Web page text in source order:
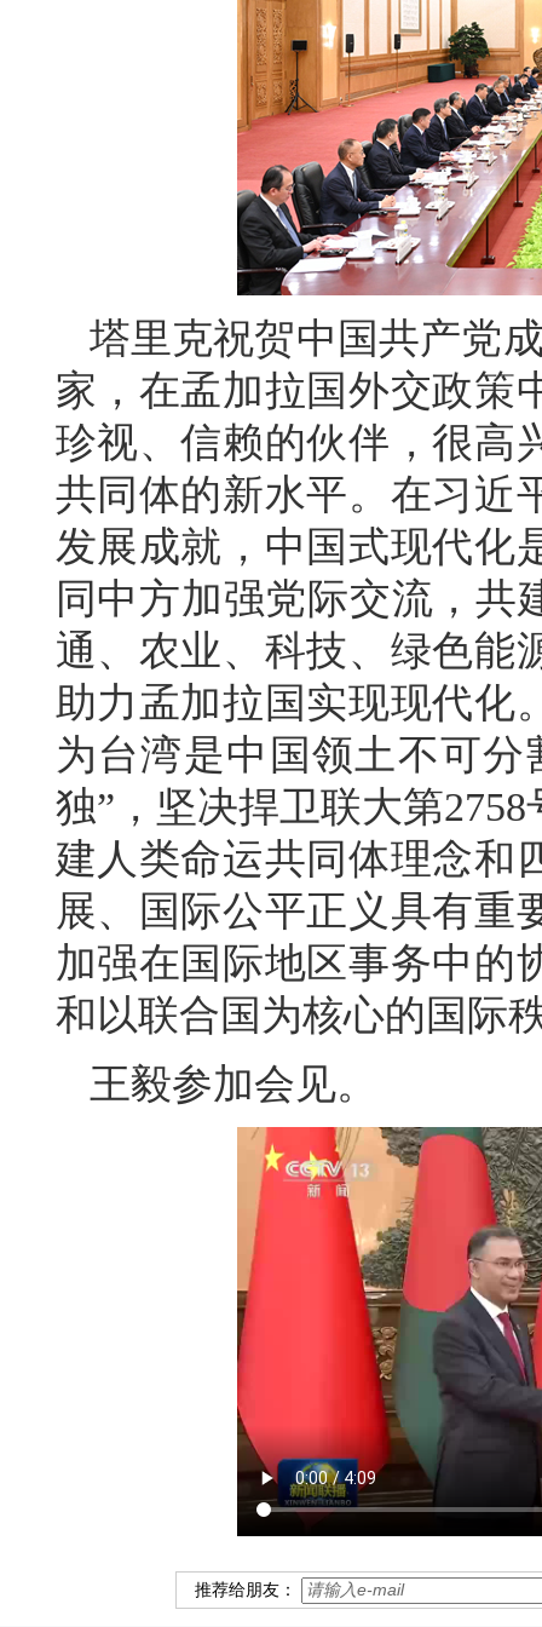
塔里克祝贺中国共产党
家，在孟加拉国外交政策
珍视、信赖的伙伴，很高
共同体的新水平。在习近
发展成就，中国式现代化
同中方加强党际交流，共
通、农业、科技、绿色能
助力孟加拉国实现现代化
为台湾是中国领土不可
独”，坚决捍卫联大第
建人类命运共同体理念和
展、国际公平正义具有重
加强在国际地区事务中的
和以联合国为核心的国际
王毅参加会见。
推荐给朋友：